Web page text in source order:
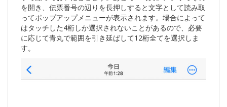
を開き、伝票番号の辺りを長押しすると文字として読み取
ってポップアップメニューが表示されます。場合によって
はタッチした4桁しか選択されないことがあるので、必要
に応じて青丸で範囲を引き延ばして12桁全てを選択しま
す。